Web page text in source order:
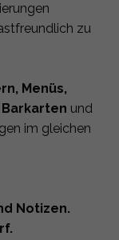
zu
Menüs,
und
im gleichen
Notizen.